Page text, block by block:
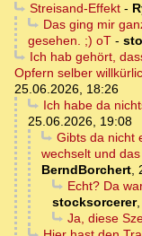
Streisand-Effekt-
Das ging mir
gesehen. ;) oT -
Ich hab gehört,
Opfern selber
25.06.2026, 18:26
Ich habe da
25.06.2026, 19:08
Gibts da nicht
wechselt und
BerndBorchert,
Echt? Da
stocksorcerer,
Ja, diese